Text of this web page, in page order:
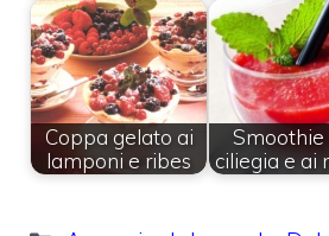
Coppa gelato ai
lamponi e ribes
Smoothie
ciliegia e ai